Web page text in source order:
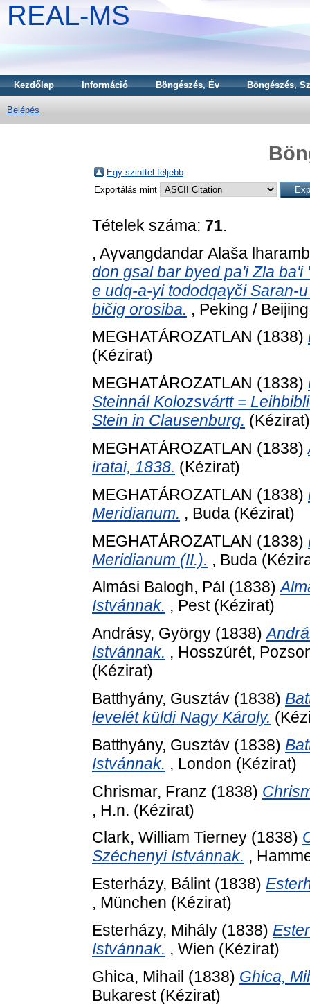
REAL-MS
Kezdőlap Információ Böngészés, Év Böngészés,
Belépés
Egy szinttel feljebb
Exportálás mint
Tételek száma: 71.
, Aγvangdandar Alaša
don gsal bar byed pa'i Zla
e udq-a-yi tododqaγči Saran-
bičig orosiba. , Peking /
MEGHATÁROZATLAN (1838)
(Kézirat)
MEGHATÁROZATLAN (1838)
Steinnál Kolozsvártt =
Stein in Clausenburg. (Kézirat)
MEGHATÁROZATLAN (1838)
iratai, 1838. (Kézirat)
MEGHATÁROZATLAN (1838)
Meridianum. , Buda (Kézirat)
MEGHATÁROZATLAN (1838)
Meridianum (II.). , Buda
Almási Balogh, Pál (1838)
Istvánnak. , Pest (Kézirat)
Andrásy, György (1838)
Istvánnak. , Hosszúrét,
(Kézirat)
Batthyány, Gusztáv (1838)
levelét küldi Nagy Károly.
Batthyány, Gusztáv (1838)
Istvánnak. , London (Kézirat)
Chrismar, Franz (1838)
, H.n. (Kézirat)
Clark, William Tierney (1838)
Széchenyi Istvánnak. ,
Esterházy, Bálint(1838)
, München (Kézirat)
Esterházy, Mihály (1838)
Istvánnak. , Wien (Kézirat)
Ghica, Mihail (1838) Ghica,
Bukarest (Kézirat)